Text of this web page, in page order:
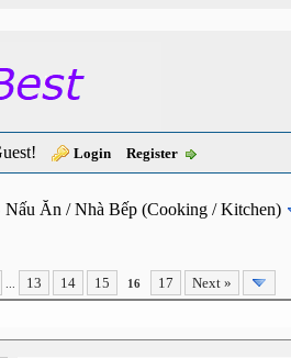
Login Register
Nấu Ăn / Nhà Bếp (Cooking / Kitchen)
13 14 15 16 17 Next »